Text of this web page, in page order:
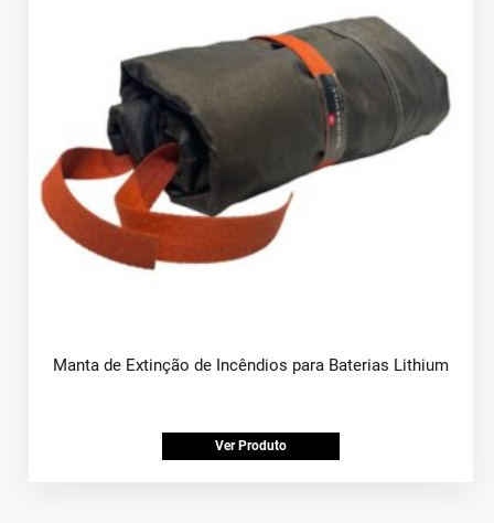
Manta de Extinção de Incêndios para Baterias Lithium
Ver Produto